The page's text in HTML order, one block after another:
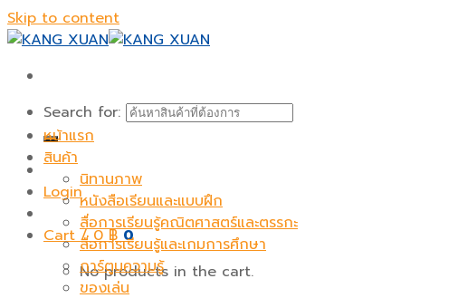
Skip to content
Search for:
Login
Cart /0฿ 0
No products in the cart.
หน้าแรก
สินค้า
นิทานภาพ
หนังสือเรียนและแบบฝึก
สื่อการเรียนรู้คณิตศาสตร์และตรรกะ
สื่อการเรียนรู้และเกมการศึกษา
การ์ตูนความรู้
ของเล่น